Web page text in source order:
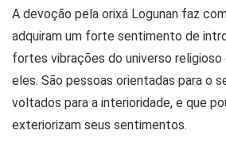
A devoção pela orixá Logunan faz
adquiram um forte sentimento de
fortes vibrações do universo religioso
eles. São pessoas orientadas para o
voltados para a interioridade, e que
exteriorizam seus sentimentos.